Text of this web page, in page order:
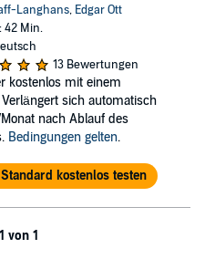
Langhans, Edgar Ott
42 Min.
13 Bewertungen
kostenlos mit einem
Verlängert sich automatisch
nach Ablauf des
Bedingungen gelten.
kostenlos testen
von 1